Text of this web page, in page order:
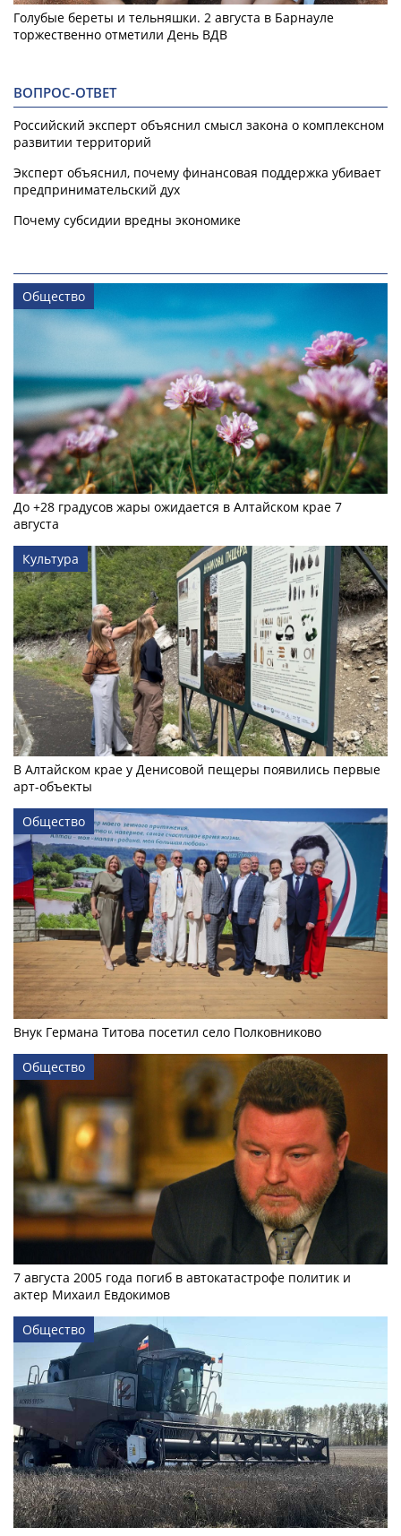
Голубые береты и тельняшки. 2 августа в Барнауле
торжественно отметили День ВДВ
ВОПРОС-ОТВЕТ
Российский эксперт объяснил смысл закона о комплексном
развитии территорий
Эксперт объяснил, почему финансовая поддержка убивает
предпринимательский дух
Почему субсидии вредны экономике
Общество
До +28 градусов жары ожидается в Алтайском крае 7
августа
Культура
В Алтайском крае у Денисовой пещеры появились первые
арт-объекты
Общество
Внук Германа Титова посетил село Полковниково
Общество
7 августа 2005 года погиб в автокатастрофе политик и
актер Михаил Евдокимов
Общество